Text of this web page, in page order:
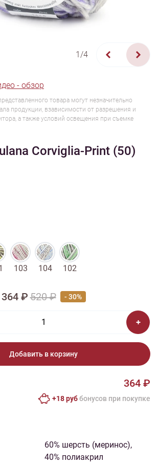
1/4
- обзор
товара могут незначительно
продукции, взависимости от разрешения и
а также условий освещения при съемке
Corviglia-Print (50)
103 104 102
364 ₽520 ₽ - 30%
Добавить в корзину
364 ₽
+18 руббонусов при покупке
60% шерсть (меринос),
40% полиакрил